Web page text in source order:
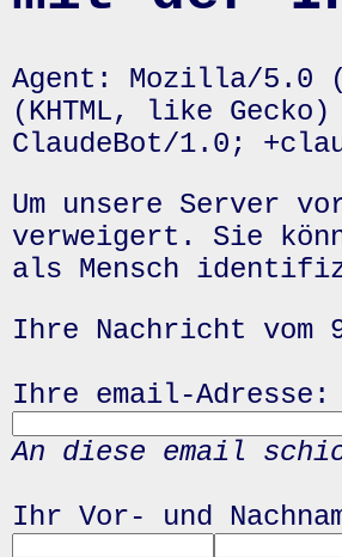
Agent: Mozilla/5.0
(KHTML, like
ClaudeBot/1.0;
Um unsere Server
verweigert. Sie
als Mensch
Ihre Nachricht vom
Ihre email-Adresse:
An diese email
Ihr Vor- und